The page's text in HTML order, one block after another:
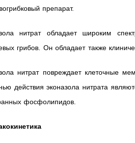
препарат.
нитрат обладает широким
грибов. Он обладает также
нитрат повреждает клеточные
действия эконазола нитрата
фосфолипидов.